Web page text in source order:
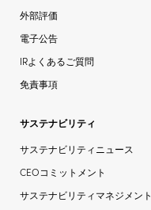
外部評価
電子公告
IRよくあるご質問
免責事項
サステナビリティ
サステナビリティニュース
CEOコミットメント
サステナビリティマネジメント